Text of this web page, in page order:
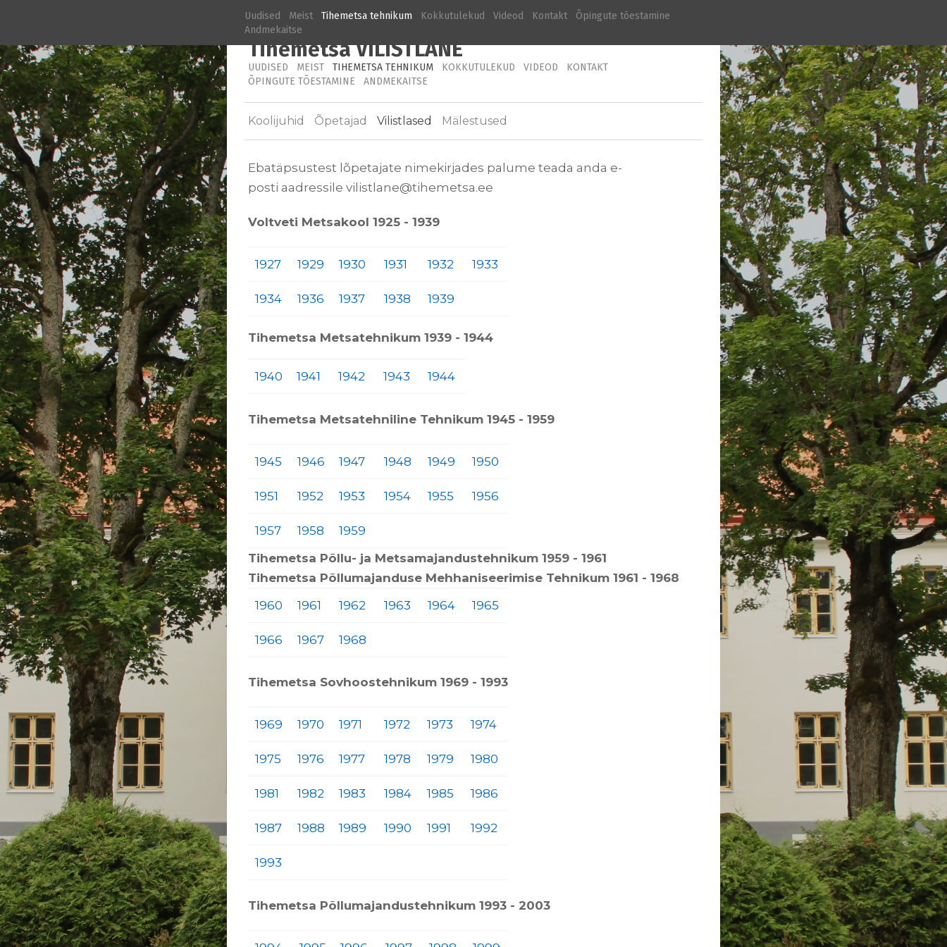
Uudised Meist Tihemetsa tehnikum Kokkutulekud Videod Kontakt
Õpingute tõestamine
Andmekaitse
Tihemetsa VILISTLANE
UUDISED MEIST TIHEMETSA TEHNIKUM KOKKUTULEKUD VIDEOD
KONTAKT
ÕPINGUTE TÕESTAMINE
ANDMEKAITSE
Koolijuhid Õpetajad Vilistlased Mälestused
Ebatäpsustest lõpetajate nimekirjades palume teada anda e-
posti aadressile vilistlane@tihemetsa.ee
Voltveti Metsakool 1925 - 1939
1927 1929 1930 1931 1932 1933
1934 1936 1937 1938 1939
Tihemetsa Metsatehnikum 1939 - 1944
1940 1941 1942 1943 1944
Tihemetsa Metsatehniline Tehnikum 1945 - 1959
1945 1946 1947 1948 1949 1950
1951 1952 1953 1954 1955 1956
1957 1958
1959
Tihemetsa Põllu- ja Metsamajandustehnikum 1959 - 1961
Tihemetsa Põllumajanduse Mehhaniseerimise Tehnikum 1961 - 1968
1960
1961 1962 1963 1964 1965
1966 1967 1968
Tihemetsa Sovhoostehnikum 1969 - 1993
1969 1970 1971 1972 1973 1974
1975 1976 1977 1978 1979 1980
1981 1982 1983 1984 1985 1986
1987 1988 1989 1990 1991 1992
1993
Tihemetsa Põllumajandustehnikum 1993 - 2003